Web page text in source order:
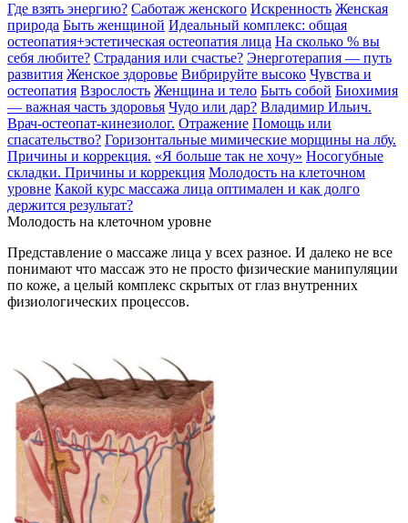
Где взять энергию? Саботаж женского Искренность Женская
природа Быть женщиной Идеальный комплекс: общая
остеопатия+эстетическая остеопатия лица На сколько % вы
себя любите? Страдания или счастье? Энерготерапия — путь
развития Женское здоровье Вибрируйте высоко Чувства и
остеопатия Взрослость Женщина и тело Быть собой Биохимия
— важная часть здоровья Чудо или дар? Владимир Ильич.
Врач-остеопат-кинезиолог. Отражение Помощь или
спасательство? Горизонтальные мимические морщины на лбу.
Причины и коррекция. «Я больше так не хочу» Носогубные
складки. Причины и коррекция Молодость на клеточном
уровне Какой курс массажа лица оптимален и как долго
держится результат?
Молодость на клеточном уровне
Представление о массаже лица у всех разное. И далеко не все
понимают что массаж это не просто физические манипуляции
по коже, а целый комплекс скрытых от глаз внутренних
физиологических процессов.